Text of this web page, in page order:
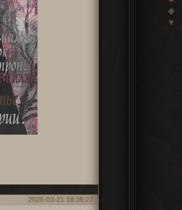
◆
▼
2026-03-21 18:36:27